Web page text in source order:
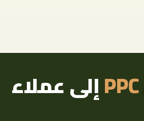
PPCإلى عملاء